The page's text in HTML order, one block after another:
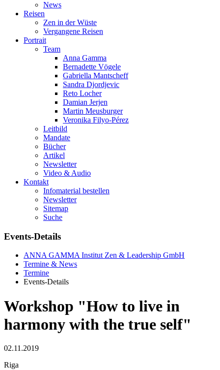
News
Reisen
Zen in der Wüste
Vergangene Reisen
Portrait
Team
Anna Gamma
Bernadette Vögele
Gabriella Mantscheff
Sandra Djordjevic
Reto Locher
Damian Jerjen
Martin Meusburger
Veronika Filyo-Pérez
Leitbild
Mandate
Bücher
Artikel
Newsletter
Video & Audio
Kontakt
Infomaterial bestellen
Newsletter
Sitemap
Suche
Events-Details
ANNA GAMMA Institut Zen & Leadership GmbH
Termine & News
Termine
Events-Details
Workshop "How to live in
harmony with the true self"
02.11.2019
Riga